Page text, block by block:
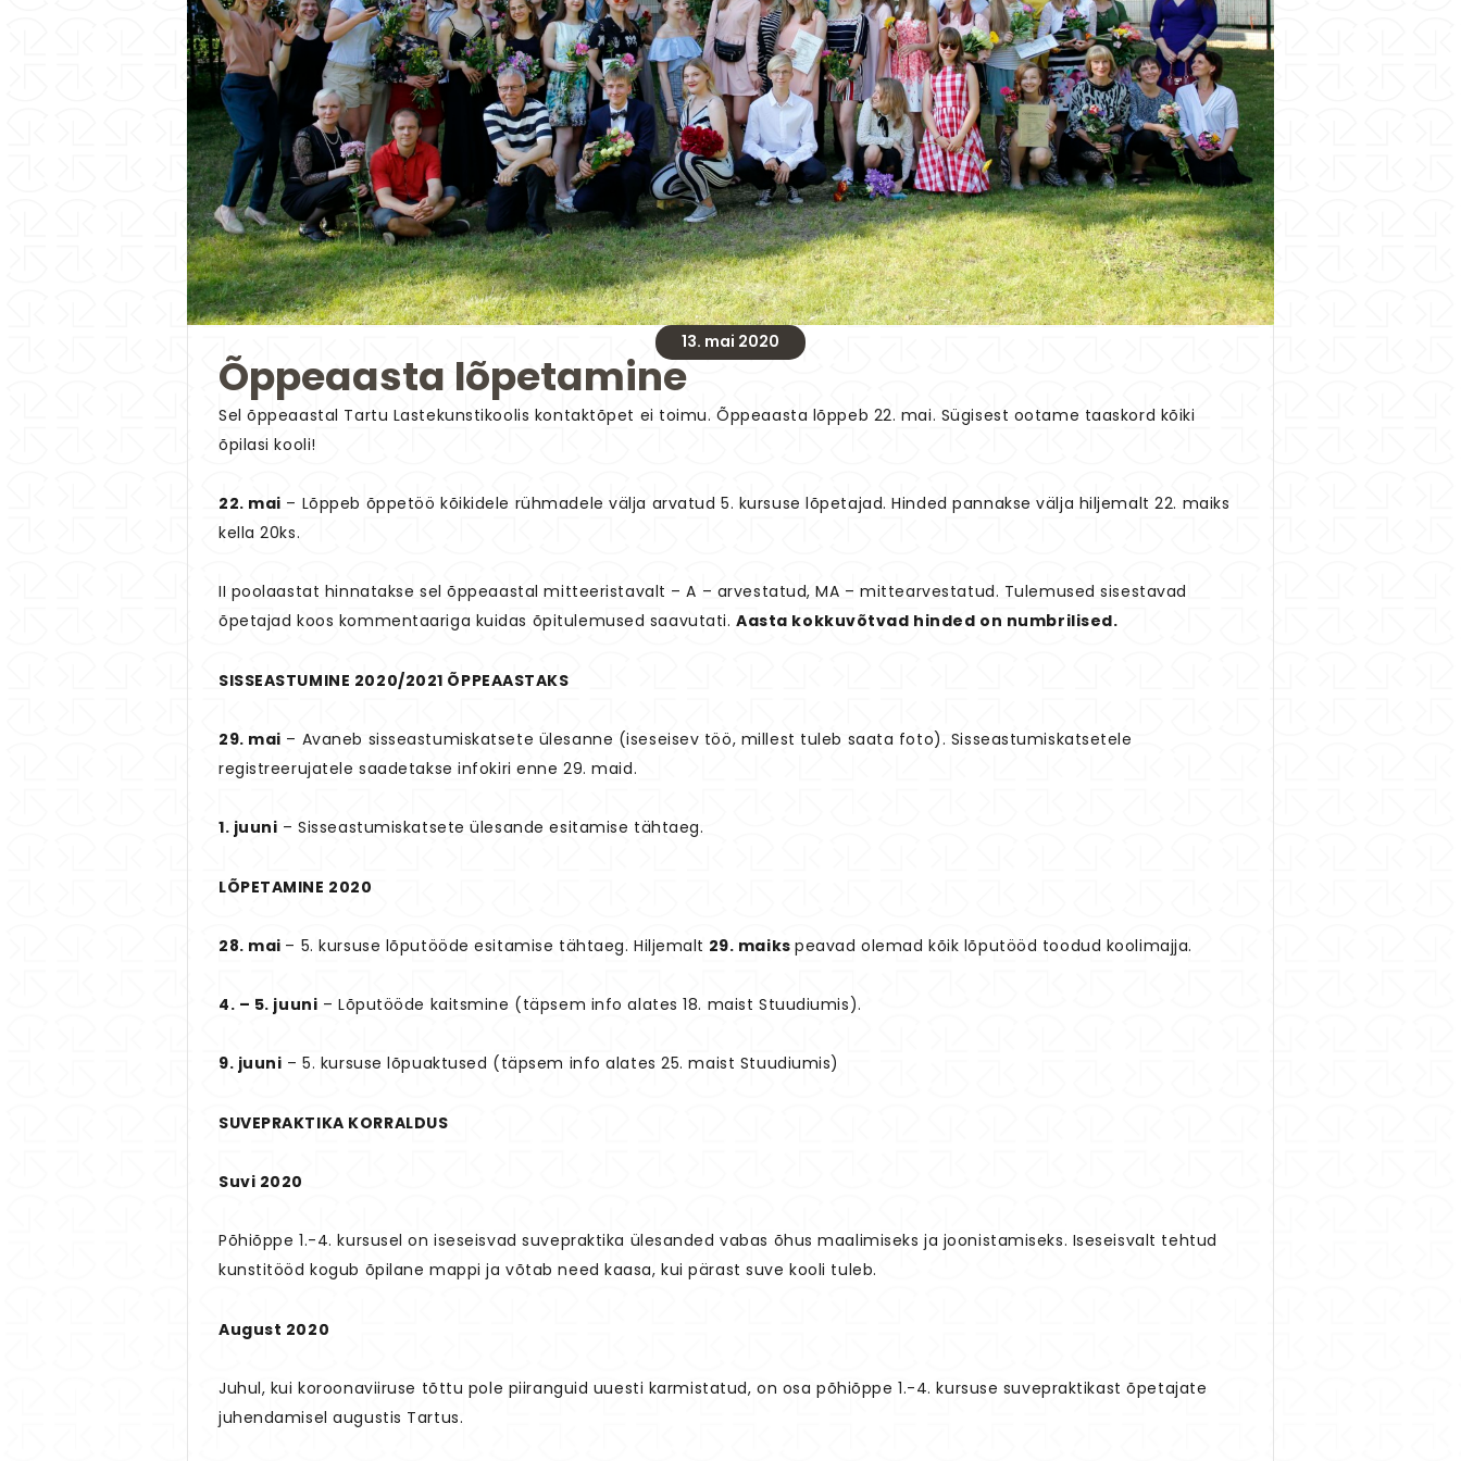
13. mai 2020
Õppeaasta lõpetamine
Sel õppeaastal Tartu Lastekunstikoolis kontaktõpet ei toimu. Õppeaasta lõppeb 22. mai. Sügisest ootame taaskord kõiki
õpilasi kooli!
22. mai – Lõppeb õppetöö kõikidele rühmadele välja arvatud 5. kursuse lõpetajad. Hinded pannakse välja hiljemalt 22. maiks
kella 20ks.
II poolaastat hinnatakse sel õppeaastal mitteeristavalt – A – arvestatud, MA – mittearvestatud. Tulemused sisestavad
õpetajad koos kommentaariga kuidas õpitulemused saavutati.Aasta kokkuvõtvad hinded on numbrilised.
SISSEASTUMINE 2020/2021 ÕPPEAASTAKS
29. mai – Avaneb sisseastumiskatsete ülesanne (iseseisev töö, millest tuleb saata foto). Sisseastumiskatsetele
registreerujatele saadetakse infokiri enne 29. maid.
1. juuni – Sisseastumiskatsete ülesande esitamise tähtaeg.
LÕPETAMINE 2020
28. mai – 5. kursuse lõputööde esitamise tähtaeg. Hiljemalt 29. maikspeavad olemad kõik lõputööd toodud koolimajja.
4. – 5. juuni – Lõputööde kaitsmine (täpsem info alates 18. maist Stuudiumis).
9. juuni – 5. kursuse lõpuaktused (täpsem info alates 25. maist Stuudiumis)
SUVEPRAKTIKA KORRALDUS
Suvi 2020
Põhiõppe 1.-4. kursusel on iseseisvad suvepraktika ülesanded vabas õhus maalimiseks ja joonistamiseks. Iseseisvalt tehtud
kunstitööd kogub õpilane mappi ja võtab need kaasa, kui pärast suve kooli tuleb.
August 2020
Juhul, kui koroonaviiruse tõttu pole piiranguid uuesti karmistatud, on osa põhiõppe 1.-4. kursuse suvepraktikast õpetajate
juhendamisel augustis Tartus.